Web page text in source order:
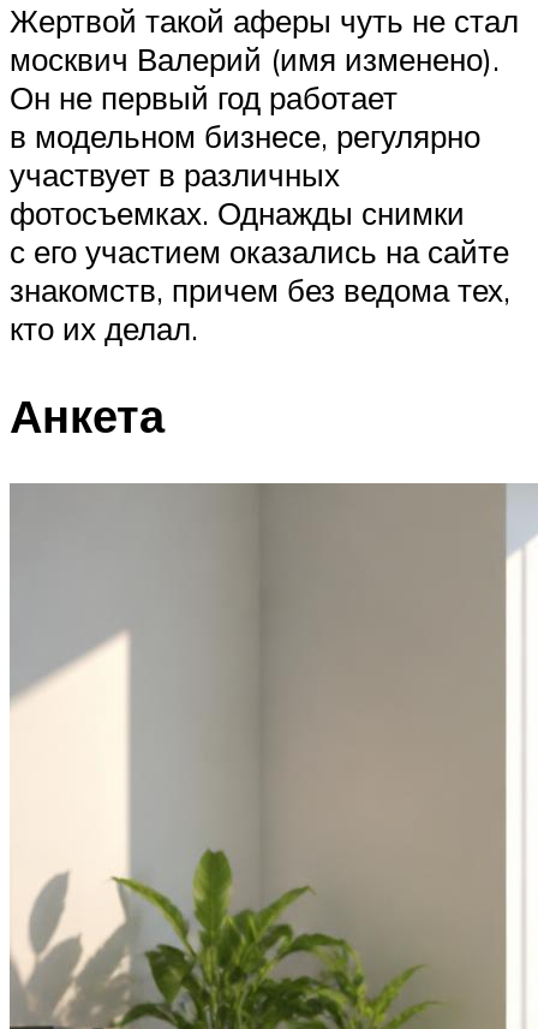
Жертвой такой аферы чуть не стал
москвич Валерий (имя изменено).
Он не первый год работает
в модельном бизнесе, регулярно
участвует в различных
фотосъемках. Однажды снимки
с его участием оказались на сайте
знакомств, причем без ведома тех,
кто их делал.
Анкета